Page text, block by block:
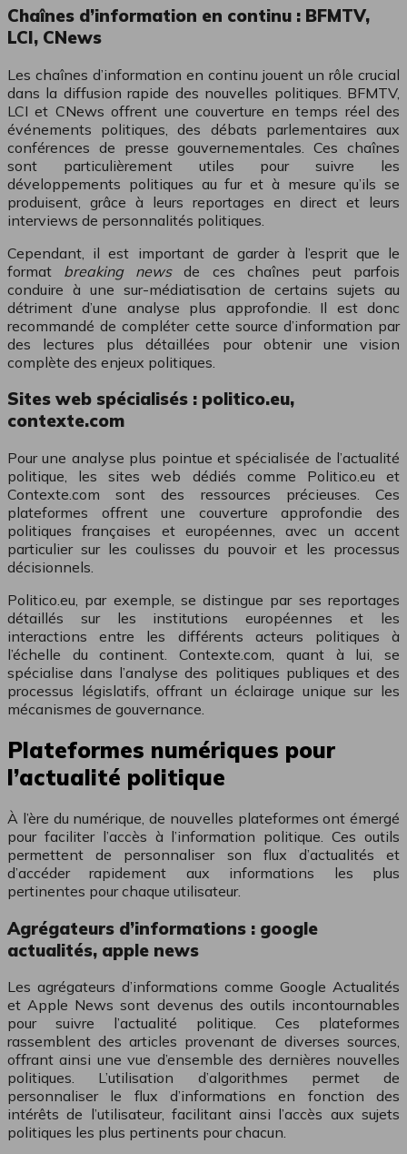
Chaînes d’information en continu : BFMTV,
LCI, CNews
Les chaînes d’information en continu jouent un rôle crucial
dans la diffusion rapide des nouvelles politiques. BFMTV,
LCI et CNews offrent une couverture en temps réel des
événements politiques, des débats parlementaires aux
conférences de presse gouvernementales. Ces chaînes
sont particulièrement utiles pour suivre les
développements politiques au fur et à mesure qu’ils se
produisent, grâce à leurs reportages en direct et leurs
interviews de personnalités politiques.
Cependant, il est important de garder à l’esprit que le
format breaking newsde ces chaînes peut parfois
conduire à une sur-médiatisation de certains sujets au
détriment d’une analyse plus approfondie. Il est donc
recommandé de compléter cette source d’information par
des lectures plus détaillées pour obtenir une vision
complète des enjeux politiques.
Sites web spécialisés : politico.eu,
contexte.com
Pour une analyse plus pointue et spécialisée de l’actualité
politique, les sites web dédiés comme Politico.eu et
Contexte.com sont des ressources précieuses. Ces
plateformes offrent une couverture approfondie des
politiques françaises et européennes, avec un accent
particulier sur les coulisses du pouvoir et les processus
décisionnels.
Politico.eu, par exemple, se distingue par ses reportages
détaillés sur les institutions européennes et les
interactions entre les différents acteurs politiques à
l’échelle du continent. Contexte.com, quant à lui, se
spécialise dans l’analyse des politiques publiques et des
processus législatifs, offrant un éclairage unique sur les
mécanismes de gouvernance.
Plateformes numériques pour
l’actualité politique
À l’ère du numérique, de nouvelles plateformes ont émergé
pour faciliter l’accès à l’information politique. Ces outils
permettent de personnaliser son flux d’actualités et
d’accéder rapidement aux informations les plus
pertinentes pour chaque utilisateur.
Agrégateurs d’informations : google
actualités, apple news
Les agrégateurs d’informations comme Google Actualités
et Apple News sont devenus des outils incontournables
pour suivre l’actualité politique. Ces plateformes
rassemblent des articles provenant de diverses sources,
offrant ainsi une vue d’ensemble des dernières nouvelles
politiques. L’utilisation d’algorithmes permet de
personnaliser le flux d’informations en fonction des
intérêts de l’utilisateur, facilitant ainsi l’accès aux sujets
politiques les plus pertinents pour chacun.